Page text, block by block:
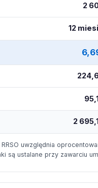
2
12
2
uwzględnia
są ustalane przy zawarciu